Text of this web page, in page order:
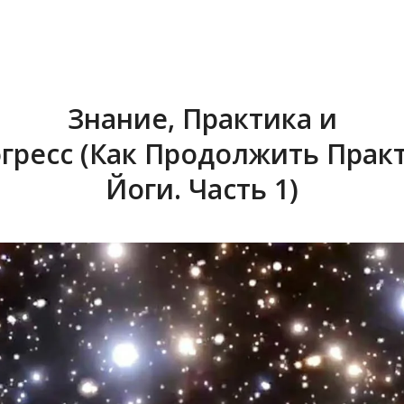
Знание, Практика и
(Как Продолжить
Йоги. Часть 1)